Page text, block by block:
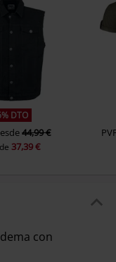
DTO
44,99 €
37,39 €
con